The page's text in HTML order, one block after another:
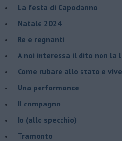
La festa di Capodanno
Natale 2024
Re e regnanti
A noi interessa il dito non la
Come rubare allo stato e
Una performance
Il compagno
​Io (allo specchio)
Tramonto